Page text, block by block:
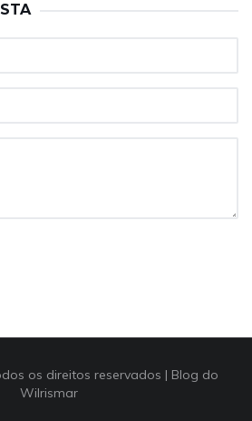
os direitos reservados | Blog do
Wilrismar